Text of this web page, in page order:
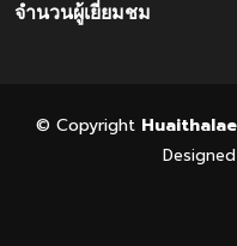
จำนวนผู้เยี่ยมชม
© Copyright